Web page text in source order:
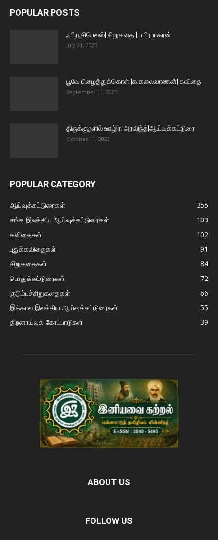
POPULAR POSTS
ஃபியூசிபெலஸ்| சிறுகதை | ப.பிரபாகரன்
July 31, 2023
பூவே பிழைத்துக்கொள் |க.கலைவாணன்| கவிதை
September 11, 2023
திருக்குறளில் ஊழ்|ர. அரவிந்த்|ஆய்வுக்கட்டுரை
October 11, 2023
POPULAR CATEGORY
ஆய்வுக்கட்டுரைகள்
355
சங்க இலக்கிய ஆய்வுக்கட்டுரைகள்
103
கவிதைகள்
102
புதுக்கவிதைகள்
91
சிறுகதைகள்
84
பொதுக்கட்டுரைகள்
72
குடும்பச்சிறுகதைகள்
66
இக்கால இலக்கிய ஆய்வுக்கட்டுரைகள்
55
திறனாய்வுக் கோட்பாடுகள்
39
ABOUT US
FOLLOW US